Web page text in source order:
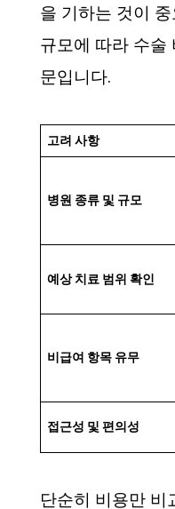
을 기하는 것이
규모에 따라 수술
문입니다.
고려 사항
병원 종류 및 규모
예상 치료 범위 확인
비급여 항목 유무
접근성 및 편의성
단순히 비용만 비